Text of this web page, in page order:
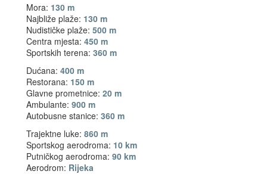
Mora: 130 m
Najbliže plaže: 130 m
Nudističke plaže: 500 m
Centra mjesta: 450 m
Sportskih terena: 360 m
Dućana: 400 m
Restorana: 150 m
Glavne prometnice: 20 m
Ambulante: 900 m
Autobusne stanice: 360 m
Trajektne luke: 860 m
Sportskog aerodroma: 10 km
Putničkog aerodroma: 90 km
Aerodrom: Rijeka